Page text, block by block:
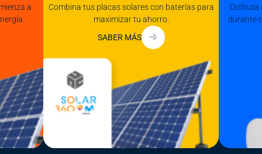
a
Combina tus placas solares con baterías para
maximizar tu ahorro.
SABER MÁS
Image
Disfruta
durante